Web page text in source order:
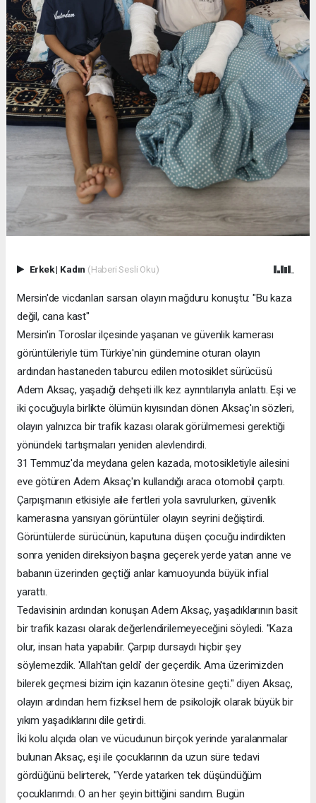
Erkek| Kadın (Haberi Sesli Oku)
Mersin'de vicdanları sarsan olayın mağduru konuştu: "Bu kaza
değil, cana kast"
Mersin'in Toroslar ilçesinde yaşanan ve güvenlik kamerası
görüntüleriyle tüm Türkiye'nin gündemine oturan olayın
ardından hastaneden taburcu edilen motosiklet sürücüsü
Adem Aksaç, yaşadığı dehşeti ilk kez ayrıntılarıyla anlattı. Eşi ve
iki çocuğuyla birlikte ölümün kıyısından dönen Aksaç'ın sözleri,
olayın yalnızca bir trafik kazası olarak görülmemesi gerektiği
yönündeki tartışmaları yeniden alevlendirdi.
31 Temmuz'da meydana gelen kazada, motosikletiyle ailesini
eve götüren Adem Aksaç'ın kullandığı araca otomobil çarptı.
Çarpışmanın etkisiyle aile fertleri yola savrulurken, güvenlik
kamerasına yansıyan görüntüler olayın seyrini değiştirdi.
Görüntülerde sürücünün, kaputuna düşen çocuğu indirdikten
sonra yeniden direksiyon başına geçerek yerde yatan anne ve
babanın üzerinden geçtiği anlar kamuoyunda büyük infial
yarattı.
Tedavisinin ardından konuşan Adem Aksaç, yaşadıklarının basit
bir trafik kazası olarak değerlendirilemeyeceğini söyledi. "Kaza
olur, insan hata yapabilir. Çarpıp dursaydı hiçbir şey
söylemezdik. 'Allah'tan geldi' der geçerdik. Ama üzerimizden
bilerek geçmesi bizim için kazanın ötesine geçti." diyen Aksaç,
olayın ardından hem fiziksel hem de psikolojik olarak büyük bir
yıkım yaşadıklarını dile getirdi.
İki kolu alçıda olan ve vücudunun birçok yerinde yaralanmalar
bulunan Aksaç, eşi ile çocuklarının da uzun süre tedavi
gördüğünü belirterek, "Yerde yatarken tek düşündüğüm
çocuklarımdı. O an her şeyin bittiğini sandım. Bugün